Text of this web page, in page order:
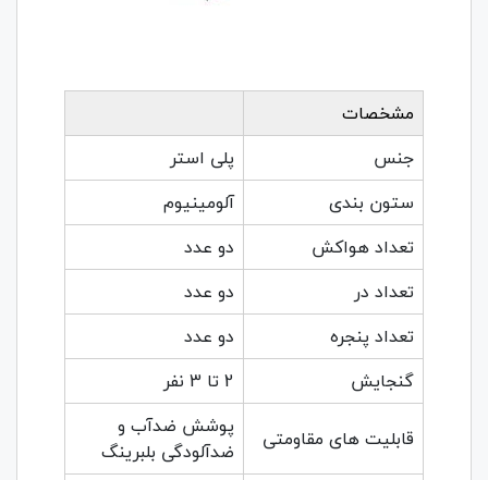
مشخصات
جنس
پلی استر
ستون بندی
آلومینیوم
تعداد هواکش
دو عدد
تعداد در
دو عدد
تعداد پنجره
دو عدد
گنجایش
2 تا 3 نفر
قابلیت های مقاومتی
پوشش ضدآب و
ضدآلودگی بلبرینگ